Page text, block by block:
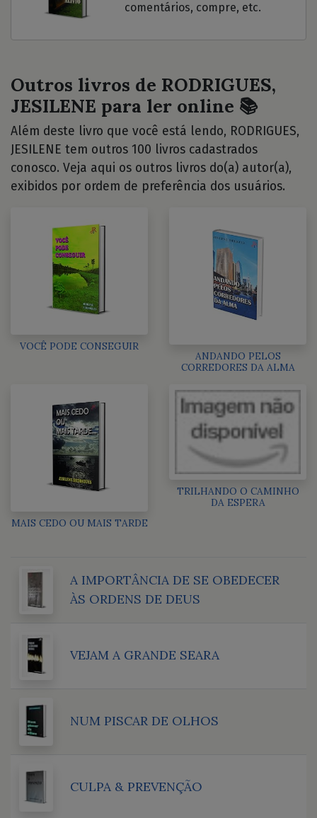
comentários, compre, etc.
Outros livros de RODRIGUES,
JESILENE para ler online 📚
Além deste livro que você está lendo, RODRIGUES,
JESILENE tem outros 100 livros cadastrados
conosco. Veja aqui os outros livros do(a) autor(a),
exibidos por ordem de preferência dos usuários.
VOCÊ PODE CONSEGUIR
ANDANDO PELOS
CORREDORES DA ALMA
MAIS CEDO OU MAIS TARDE
TRILHANDO O CAMINHO
DA ESPERA
A IMPORTÂNCIA DE SE OBEDECER
ÀS ORDENS DE DEUS
VEJAM A GRANDE SEARA
NUM PISCAR DE OLHOS
CULPA & PREVENÇÃO